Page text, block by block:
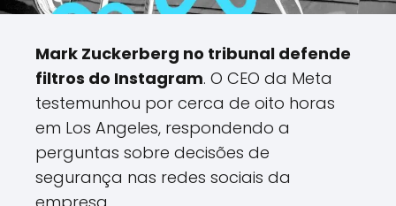
Mark Zuckerberg no tribunal defende
filtros do Instagram. O CEO da Meta
testemunhou por cerca de oito horas
em Los Angeles, respondendo a
perguntas sobre decisões de
segurança nas redes sociais da